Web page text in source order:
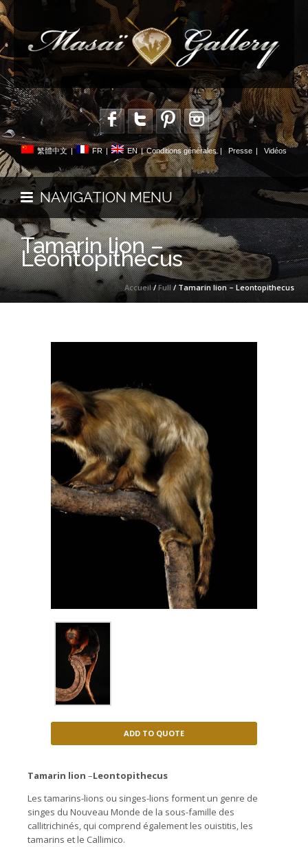
繁體中文 | FR | EN | Conditions générales Presse Vidéos
NAVIGATION MENU
Tamarin lion –
Leontopithecus
Accueil/Full/ Tamarin lion – Leontopithecus
ADD TO QUOTE
Tamarin lion –Leontopithecus
Les tamarins-lions ou singes-lions forment un genre de
singes du Nouveau Monde de la sous-famille des
callitrichinés, qui comprend également les ouistitis, les
tamarins et le Callimico.